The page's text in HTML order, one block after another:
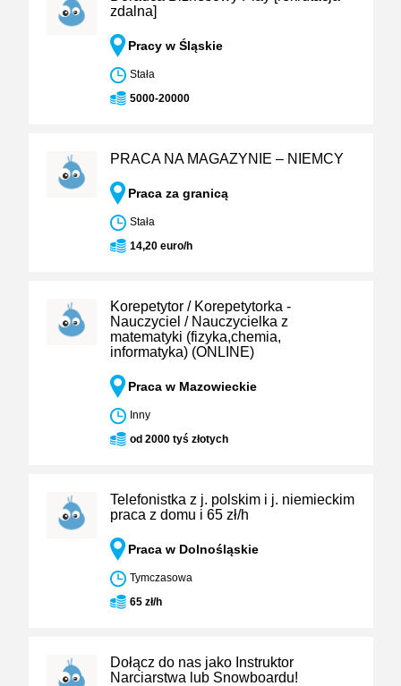
zdalna]
Pracy w Śląskie
Stała
5000-20000
PRACA NA MAGAZYNIE – NIEMCY
Praca za granicą
Stała
14,20 euro/h
Korepetytor / Korepetytorka -
Nauczyciel / Nauczycielka z
matematyki (fizyka,chemia,
informatyka) (ONLINE)
Praca w Mazowieckie
Inny
od 2000 tyś złotych
Telefonistka z j. polskim i j. niemieckim
praca z domu i 65 zł/h
Praca w Dolnośląskie
Tymczasowa
65 zł/h
Dołącz do nas jako Instruktor
Narciarstwa lub Snowboardu!